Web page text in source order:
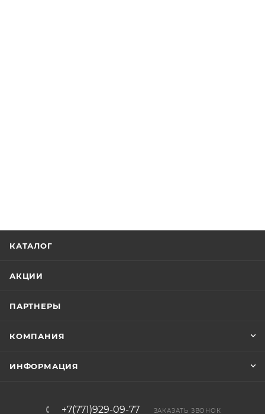
КАТАЛОГ
АКЦИИ
ПАРТНЕРЫ
КОМПАНИЯ
ИНФОРМАЦИЯ
+7(771)929-09-77 ЗАКАЗАТЬ ЗВОНОК